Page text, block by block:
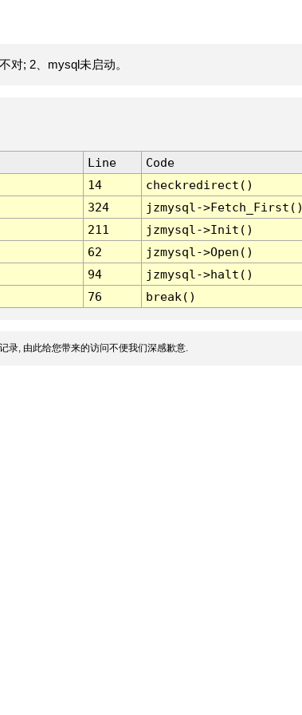
对; 2、mysql未启动。
Line
Code
14
checkredirect()
324
jzmysql-
211
jzmysql->Init()
62
jzmysql->Open()
94
jzmysql->halt()
76 break()
录, 由此给您带来的访问不便我们深感歉意.